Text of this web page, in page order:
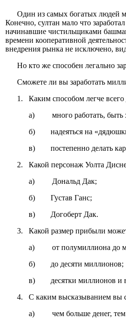
Один из самых богатых людей
Конечно, султан мало что
начинавшие чистильщиками
времени кооператив­ной
внедрения рынка не исключено,
Но кто же способен легально
Сможете ли вы заработать
1. Каким способом легче всего
а) много работать, быть
б) надеяться на
в) постепенно делать
2. Какой персонаж Уолта
а) Дональд Дак;
б) Густав Ганс;
в) Догоберт Дак.
3. Какой размер прибыли
а) от полумиллиона до
б) до десяти миллионов;
в) десятки миллионов и
4. С каким высказыванием вы
а) чем больше денег, тем